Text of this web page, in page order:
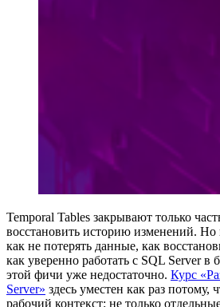
Temporal Tables закрывают только
восстановить историю изменений. Но
как не потерять данные, как
как уверенно работать с SQL Server в
этой фичи уже недостаточно. Курс
Server» здесь уместен как раз потому,
рабочий контекст: не только